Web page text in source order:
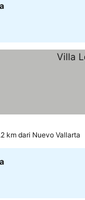
km dari Nuevo Vallarta